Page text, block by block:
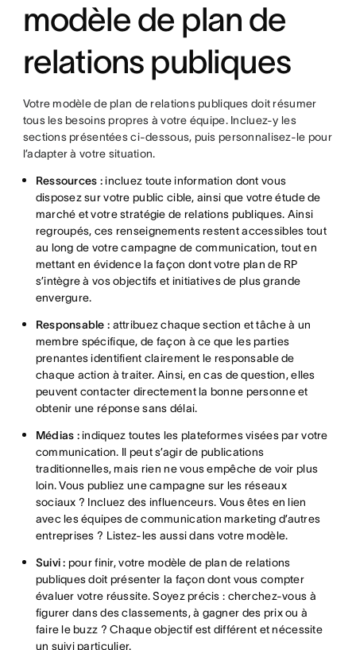
modèle de plan de
relations publiques
Votre modèle de plan de relations publiques doit résumer
tous les besoins propres à votre équipe. Incluez-y les
sections présentées ci-dessous, puis personnalisez-le pour
l’adapter à votre situation.
Ressources :incluez toute information dont vous
disposez sur votre public cible, ainsi que votre étude de
marché et votre stratégie de relations publiques. Ainsi
regroupés, ces renseignements restent accessibles tout
au long de votre campagne de communication, tout en
mettant en évidence la façon dont votre plan de RP
s’intègre à vos objectifs et initiatives de plus grande
envergure.
Responsable : attribuez chaque section et tâche à un
membre spécifique, de façon à ce que les parties
prenantes identifient clairement le responsable de
chaque action à traiter. Ainsi, en cas de question, elles
peuvent contacter directement la bonne personne et
obtenir une réponse sans délai.
Médias :indiquez toutes les plateformes visées par votre
communication. Il peut s’agir de publications
traditionnelles, mais rien ne vous empêche de voir plus
loin. Vous publiez une campagne sur les réseaux
sociaux ? Incluez des influenceurs. Vous êtes en lien
avec les équipes de communication marketing d’autres
entreprises ? Listez-les aussi dans votre modèle.
Suivi : pour finir, votre modèle de plan de relations
publiques doit présenter la façon dont vous compter
évaluer votre réussite. Soyez précis : cherchez-vous à
figurer dans des classements, à gagner des prix ou à
faire le buzz ? Chaque objectif est différent et nécessite
un suivi particulier.